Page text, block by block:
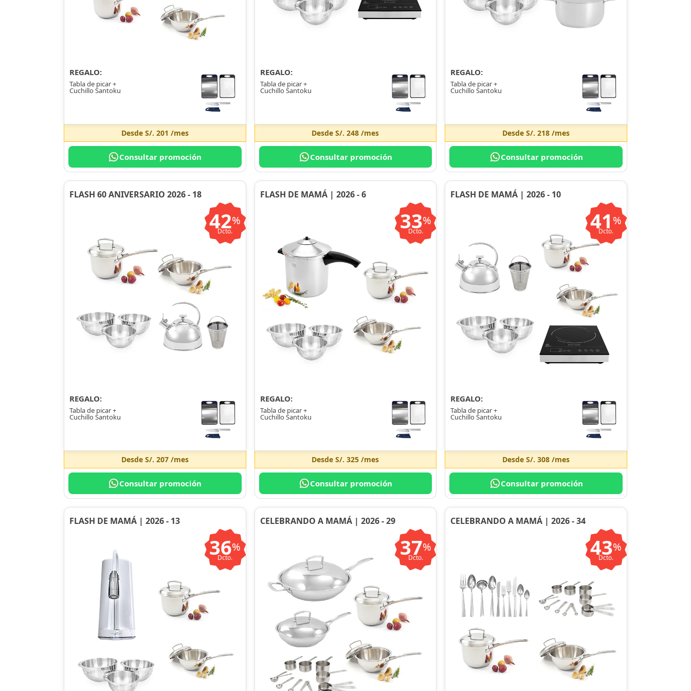
REGALO:
Tabla de picar +
Cuchillo Santoku
Desde S/. 201 /mes
Consultar promoción
REGALO:
Tabla de picar +
Cuchillo Santoku
DesdeS/. 248 /mes
Consultar promoción
REGALO:
Tabla de picar +
Cuchillo Santoku
DesdeS/. 218 /mes
Consultar promoción
FLASH 60 ANIVERSARIO 2026 - 18
42%
Dcto.
REGALO:
Tabla de picar +
Cuchillo Santoku
Desde S/. 207/mes
Consultar promoción
FLASH DE MAMÁ | 2026 - 6
33%
Dcto.
REGALO:
Tabla de picar +
Cuchillo Santoku
DesdeS/. 325 /mes
Consultar promoción
FLASH DE MAMÁ | 2026 - 10
41 %
Dcto.
REGALO:
Tabla de picar +
Cuchillo Santoku
DesdeS/. 308 /mes
Consultar promoción
FLASH DE MAMÁ | 2026 - 13
36%
Dcto.
CELEBRANDO A MAMÁ | 2026 - 29
37%
Dcto.
CELEBRANDO A MAMÁ | 2026 - 34
43%
Dcto.